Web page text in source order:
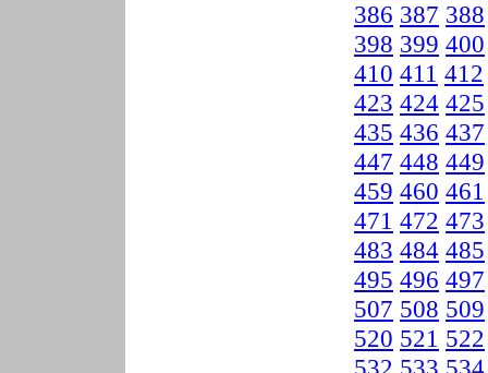
386 387 388
398 399 400
410 411 412
423 424 425
435 436 437
447 448 449
459 460 461
471 472 473
483 484 485
495 496 497
507 508 509
520 521 522